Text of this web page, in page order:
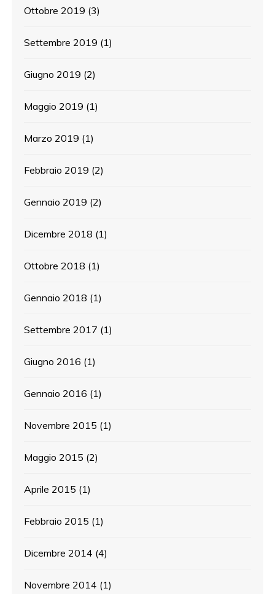
Ottobre 2019 (3)
Settembre 2019 (1)
Giugno 2019 (2)
Maggio 2019 (1)
Marzo 2019 (1)
Febbraio 2019 (2)
Gennaio 2019 (2)
Dicembre 2018 (1)
Ottobre 2018 (1)
Gennaio 2018 (1)
Settembre 2017 (1)
Giugno 2016 (1)
Gennaio 2016 (1)
Novembre 2015 (1)
Maggio 2015 (2)
Aprile 2015 (1)
Febbraio 2015 (1)
Dicembre 2014 (4)
Novembre 2014 (1)